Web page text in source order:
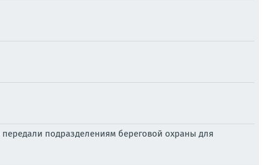
подразделениям береговой охраны для